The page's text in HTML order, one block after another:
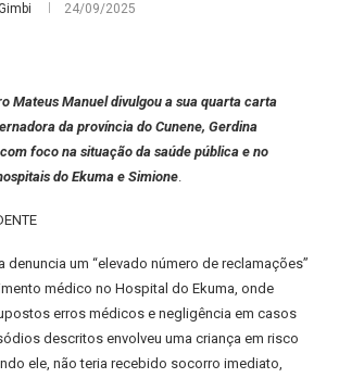
24/09/2025
Mateus Manuel divulgou a sua quarta carta
da província do Cunene, Gerdina
foco na situação da saúde pública e no
do Ekuma e Simione.
denuncia um “elevado número de reclamações”
médico no Hospital do Ekuma, onde
erros médicos e negligência em casos
descritos envolveu uma criança em risco
ele, não teria recebido socorro imediato,